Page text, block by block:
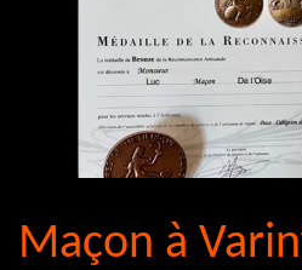
Maçon à